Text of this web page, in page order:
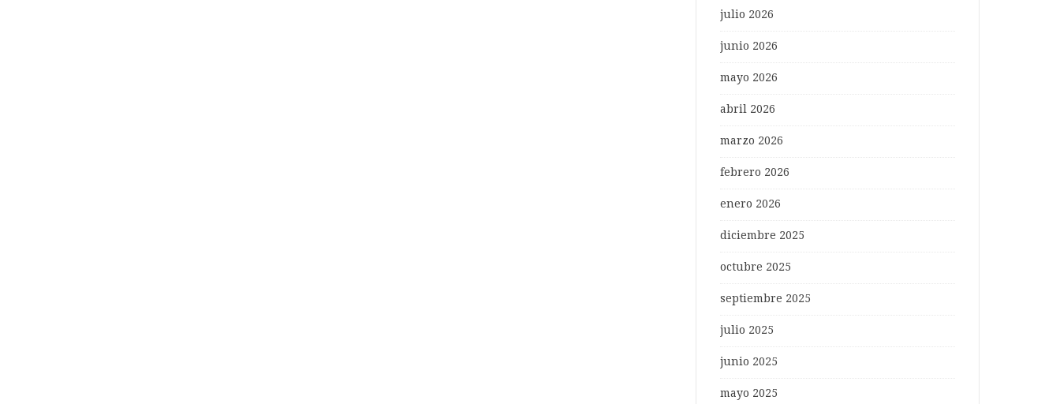
julio 2026
junio 2026
mayo 2026
abril 2026
marzo 2026
febrero 2026
enero 2026
diciembre 2025
octubre 2025
septiembre 2025
julio 2025
junio 2025
mayo 2025